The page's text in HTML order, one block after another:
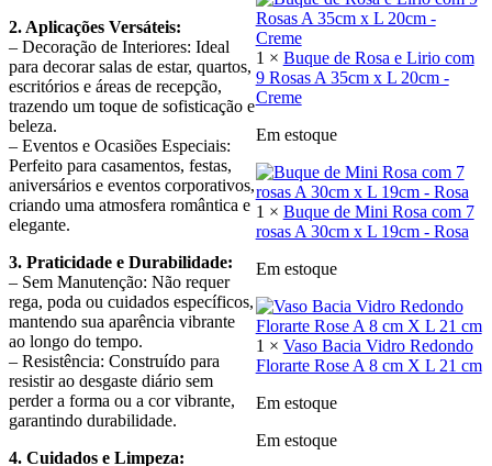
1 × Buque de Rosa e Lirio com
9 Rosas A 35cm x L 20cm -
Creme
Em estoque
1 × Buque de Mini Rosa com 7
rosas A 30cm x L 19cm - Rosa
Em estoque
1 × Vaso Bacia Vidro Redondo
Florarte Rose A 8 cm X L 21 cm
Em estoque
Em estoque
2. Aplicações Versáteis:
– Decoração de Interiores: Ideal
para decorar salas de estar, quartos,
escritórios e áreas de recepção,
trazendo um toque de sofisticação e
beleza.
– Eventos e Ocasiões Especiais:
Perfeito para casamentos, festas,
aniversários e eventos corporativos,
criando uma atmosfera romântica e
elegante.
3. Praticidade e Durabilidade:
– Sem Manutenção: Não requer
rega, poda ou cuidados específicos,
mantendo sua aparência vibrante
ao longo do tempo.
– Resistência: Construído para
resistir ao desgaste diário sem
perder a forma ou a cor vibrante,
garantindo durabilidade.
4. Cuidados e Limpeza: